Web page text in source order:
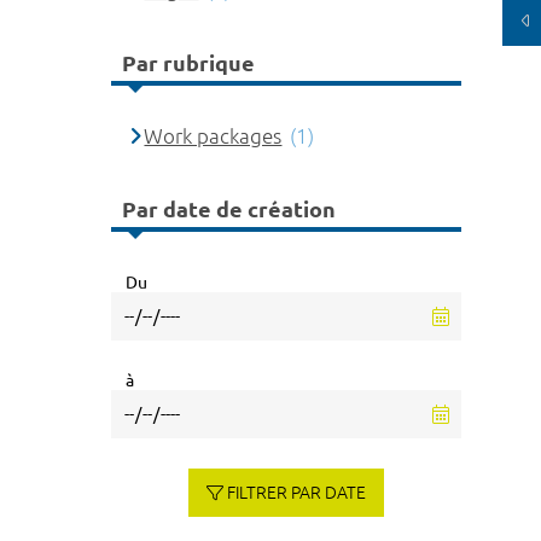
Par rubrique
Work packages (1)
Par date de création
Du
à
FILTRER PAR DATE